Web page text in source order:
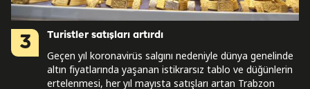
3 Turistler satışları artırdı
Geçen yıl koronavirüs salgını nedeniyle dünya genelinde
altın fiyatlarında yaşanan istikrarsız tablo ve düğünlerin
ertelenmesi, her yıl mayısta satışları artan Trabzon